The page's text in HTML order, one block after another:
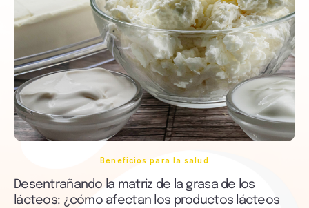
Beneficios para la salud
Desentrañando la matriz de la grasa de los
lácteos: ¿cómo afectan los productos lácteos